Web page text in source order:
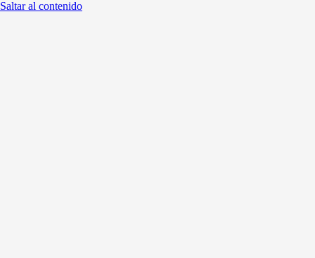
Saltar al contenido